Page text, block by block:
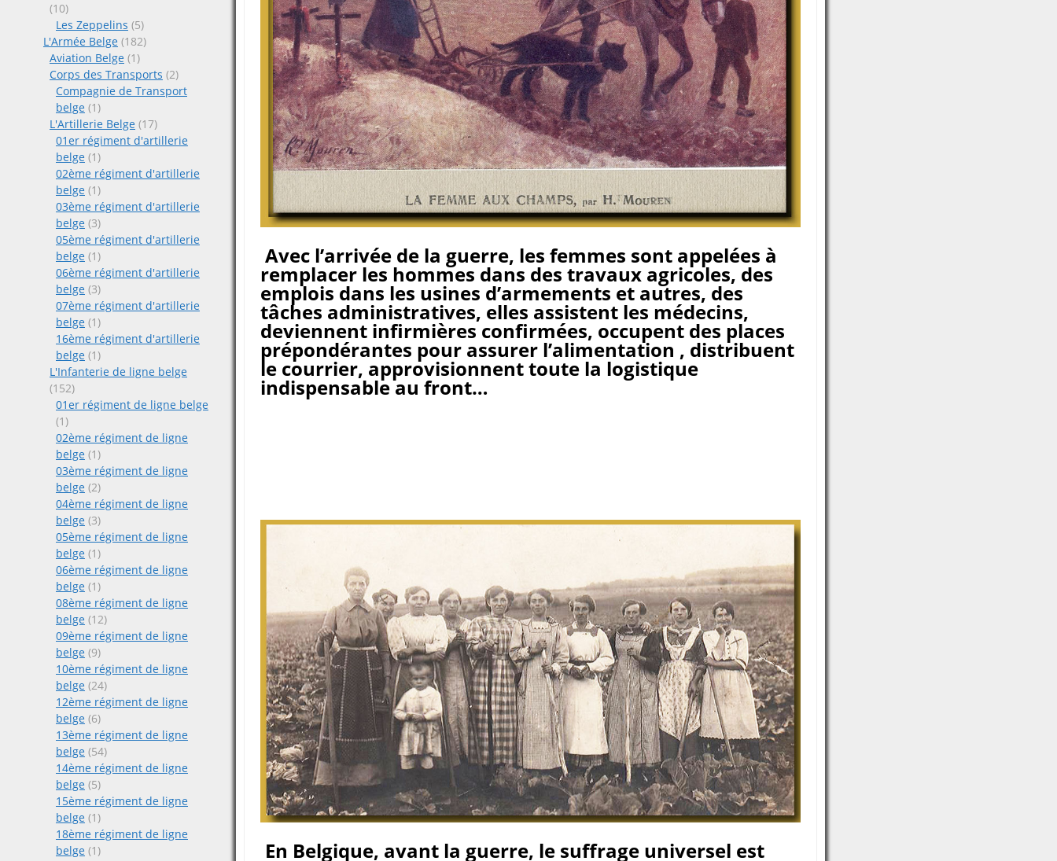
(10)
Les Zeppelins (5)
L'Armée Belge (182)
Aviation Belge (1)
Corps des Transports (2)
Compagnie de Transport
belge (1)
L'Artillerie Belge (17)
01er régiment d'artillerie
belge (1)
02ème régiment d'artillerie
belge (1)
03ème régiment d'artillerie
belge (3)
05ème régiment d'artillerie
belge (1)
06ème régiment d'artillerie
belge (3)
07ème régiment d'artillerie
belge (1)
16ème régiment d'artillerie
belge (1)
L'Infanterie de ligne belge
(152)
01er régiment de ligne belge
(1)
02ème régiment de ligne
belge (1)
03ème régiment de ligne
belge (2)
04ème régiment de ligne
belge (3)
05ème régiment de ligne
belge (1)
06ème régiment de ligne
belge (1)
08ème régiment de ligne
belge (12)
09ème régiment de ligne
belge (9)
10ème régiment de ligne
belge (24)
12ème régiment de ligne
belge (6)
13ème régiment de ligne
belge (54)
14ème régiment de ligne
belge (5)
15ème régiment de ligne
belge (1)
18ème régiment de ligne
belge (1)
Avec l’arrivée de la guerre, les femmes sont appelées à
remplacer les hommes dans des travaux agricoles, des
emplois dans les usines d’armements et autres, des
tâches administratives, elles assistent les médecins,
deviennent infirmières confirmées, occupent des places
prépondérantes pour assurer l’alimentation , distribuent
le courrier, approvisionnent toute la logistique
indispensable au front…
En Belgique, avant la guerre, le suffrage universel est